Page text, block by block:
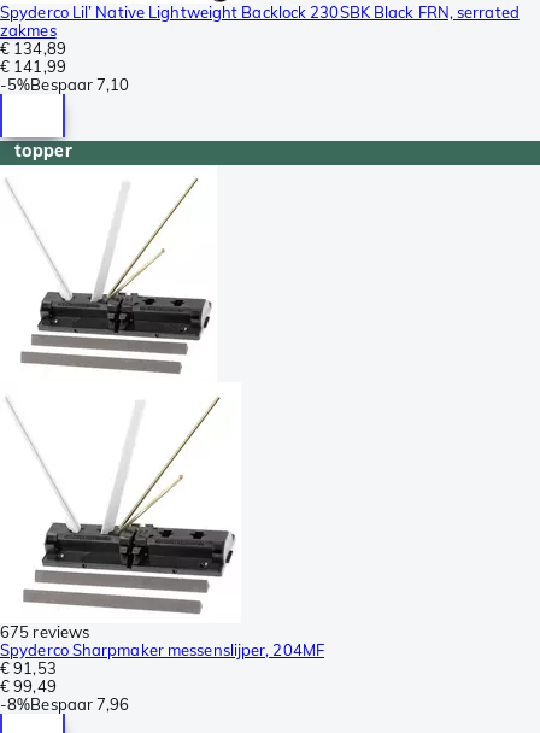
Spyderco Lil’ Native Lightweight Backlock 230SBK Black FRN, serrated
zakmes
€ 134,89
€ 141,99
-5%Bespaar7,10
topper
675 reviews
Spyderco Sharpmaker messenslijper, 204MF
€ 91,53
€ 99,49
-8%Bespaar7,96